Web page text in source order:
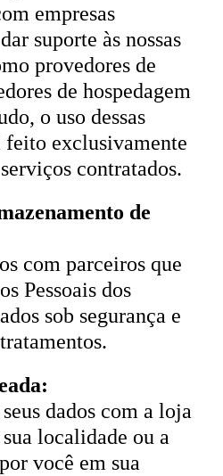
empresas
suporte às nossas
provedores de
de hospedagem
o uso dessas
feito exclusivamente
contratados.
de
com parceiros que
Pessoais dos
sob segurança e
dados com a loja
localidade ou a
você em sua